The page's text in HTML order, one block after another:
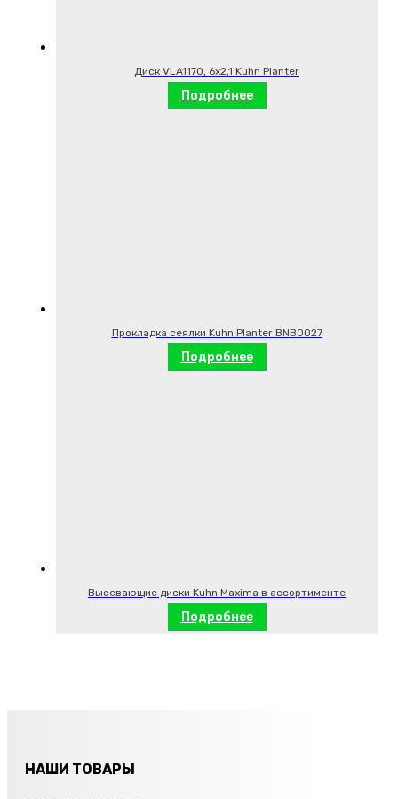
Диск VLA1170, 6х2,1 Kuhn Planter
Подробнее
Прокладка сеялки Kuhn Planter BNB0027
Подробнее
Высевающие диски Kuhn Maxima в ассортименте
Подробнее
НАШИ ТОВАРЫ